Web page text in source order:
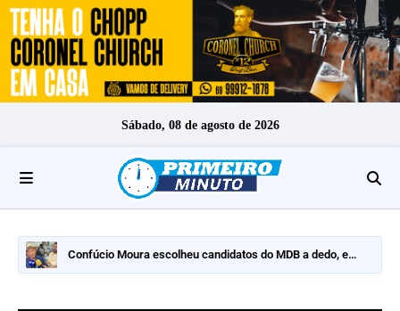
Sábado, 08 de agosto de 2026
Confúcio Moura escolheu candidatos do MDB a dedo, e